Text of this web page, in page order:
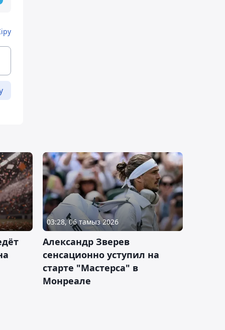
03:28, 06 тамыз 2026
Александр Зверев
сенсационно уступил на
старте "Мастерса" в
Монреале